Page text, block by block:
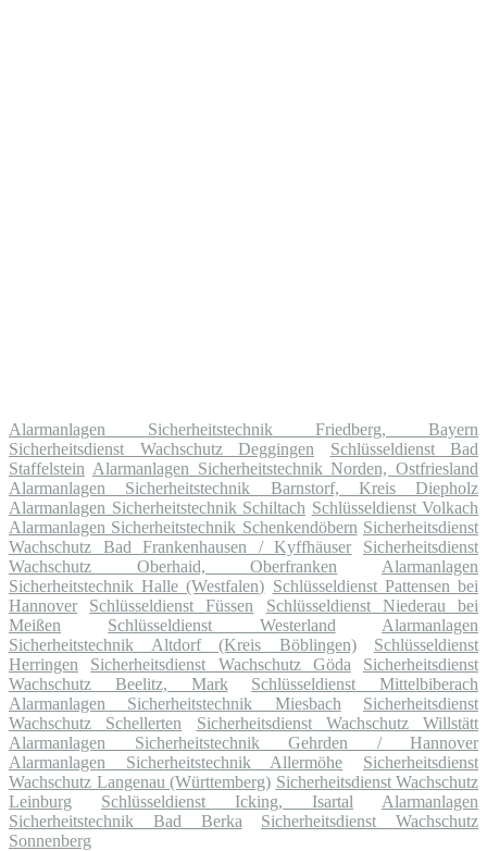
Alarmanlagen Sicherheitstechnik Friedberg, Bayern
Sicherheitsdienst Wachschutz Deggingen
Schlüsseldienst Bad
Staffelstein Alarmanlagen Sicherheitstechnik Norden, Ostfriesland
Alarmanlagen Sicherheitstechnik Barnstorf, Kreis Diepholz
Alarmanlagen Sicherheitstechnik Schiltach Schlüsseldienst Volkach
Alarmanlagen Sicherheitstechnik Schenkendöbern Sicherheitsdienst
Wachschutz Bad Frankenhausen / Kyffhäuser
Sicherheitsdienst
Wachschutz Oberhaid, Oberfranken
Alarmanlagen
Sicherheitstechnik Halle (Westfalen) Schlüsseldienst Pattensen bei
Hannover
Schlüsseldienst Füssen
Schlüsseldienst Niederau bei
Meißen
Schlüsseldienst Westerland
Alarmanlagen
Sicherheitstechnik Altdorf (Kreis Böblingen)
Schlüsseldienst
Herringen
Sicherheitsdienst Wachschutz Göda
Sicherheitsdienst
Wachschutz Beelitz, Mark
Schlüsseldienst Mittelbiberach
Alarmanlagen Sicherheitstechnik Miesbach
Sicherheitsdienst
Wachschutz Schellerten
Sicherheitsdienst Wachschutz Willstätt
Alarmanlagen Sicherheitstechnik Gehrden / Hannover
Alarmanlagen Sicherheitstechnik Allermöhe
Sicherheitsdienst
Wachschutz Langenau (Württemberg) Sicherheitsdienst Wachschutz
Leinburg
Schlüsseldienst Icking, Isartal
Alarmanlagen
Sicherheitstechnik Bad Berka
Sicherheitsdienst Wachschutz
Sonnenberg